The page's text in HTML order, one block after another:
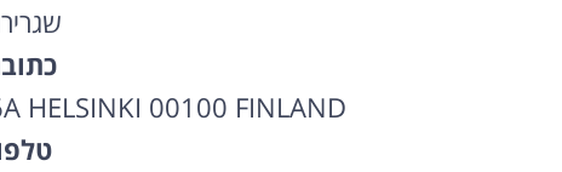
HELSINKI 00100 FINLAND